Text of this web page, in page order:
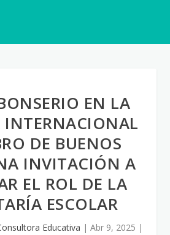
EN LA
INTERNACIONAL
DE BUENOS
INVITACIÓN A
EL ROL DE LA
ESCOLAR
Educativa | Abr 9, 2025 |